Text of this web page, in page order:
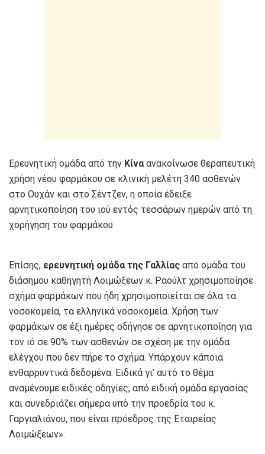
Ερευνητική ομάδα από την Κίναανακοίνωσε θεραπευτική
χρήση νέου φαρμάκου σε κλινική μελέτη 340 ασθενών
στο Ουχάν και στο Σέντζεν, η οποία έδειξε
αρνητικοποίηση του ιού εντός τεσσάρων ημερών από τη
χορήγηση του φαρμάκου.
Επίσης, ερευνητική ομάδα της Γαλλίας από ομάδα του
διάσημου καθηγητή Λοιμώξεων κ. Ραούλτ χρησιμοποίησε
σχήμα φαρμάκων που ήδη χρησιμοποιείται σε όλα τα
νοσοκομεία, τα ελληνικά νοσοκομεία. Χρήση των
φαρμάκων σε έξι ημέρες οδήγησε σε αρνητικοποίηση για
τον ιό σε 90% των ασθενών σε σχέση με την ομάδα
ελέγχου που δεν πήρε το σχήμα. Υπάρχουν κάποια
ενθαρρυντικά δεδομένα. Ειδικά γι’ αυτό το θέμα
αναμένουμε ειδικές οδηγίες, από ειδική ομάδα εργασίας
και συνεδριάζει σήμερα υπό την προεδρία του κ.
Γαργιαλιάνου, που είναι πρόεδρος της Εταιρείας
Λοιμώξεων».